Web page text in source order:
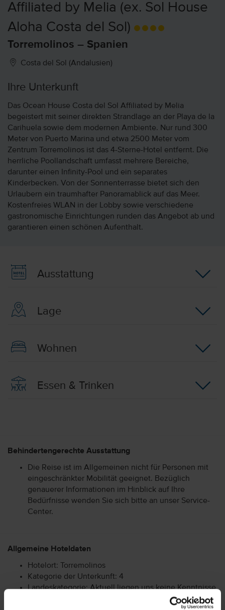
Affiliated by Melia (ex. Sol House
Aloha Costa del Sol)
Torremolinos – Spanien
Costa del Sol (Andalusien)
Ihre Unterkunft
Das Ocean House Costa del Sol Affiliated by Melia
begeistert mit seiner direkten Strandlage an der Playa de la
Carihuela sowie dem modernen Ambiente. Nur rund 300
Meter von Puerto Marina und etwa 2500 Meter vom
Zentrum Torremolinos ist das 4-Sterne-Hotel entfernt. Die
herrliche Poollandschaft umfasst mehrere Bereiche,
darunter einen Infinity-Pool und ein separates
Kinderbecken. Von der Sonnenterrasse bietet sich den
Urlaubern ein traumhafter Panoramablick auf das Meer.
Kostenfreies WLAN in der Lobby sowie verschiedene
gastronomische Einrichtungen runden das Angebot ab und
garantieren einen schönen Aufenthalt.
Ausstattung
Lage
Wohnen
Essen & Trinken
Behindertengerechte Ausstattung
Die Reise ist im Allgemeinen nicht für Personen mit
eingeschränkter Mobilität geeignet. Bezüglich
genauerer Informationen im Hinblick auf Ihre
Bedürfnisse wenden Sie sich bitte an unser Service-
Center.
Allgemeine Hoteldaten
Hotelort: Torremolinos
Kategorie der Unterkunft: 4
Landeskategorie: Aktuell liegen uns keine Kenntnisse